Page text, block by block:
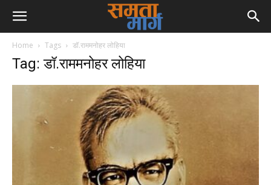
Home Tags डॉ.राममनोहर लोहिया
Tag: डॉ.राममनोहर लोहिया